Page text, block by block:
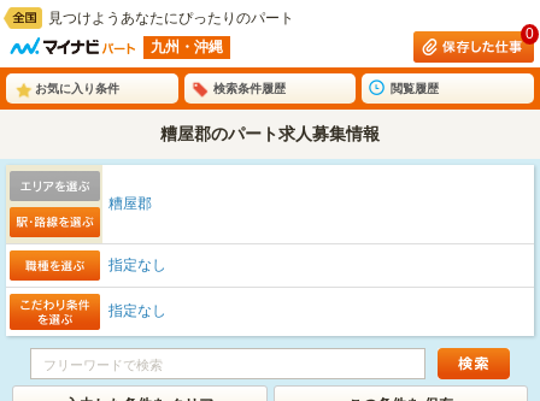
見つけようあなたにぴったりのパート
九州・沖縄
0
お気に入り条件 検索条件履歴 閲覧履歴
糟屋郡のパート求人募集情報
糟屋郡
指定なし
指定なし